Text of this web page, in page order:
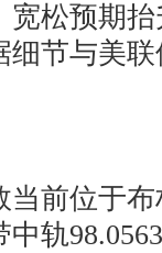
松预期
节与美
前位于布
轨